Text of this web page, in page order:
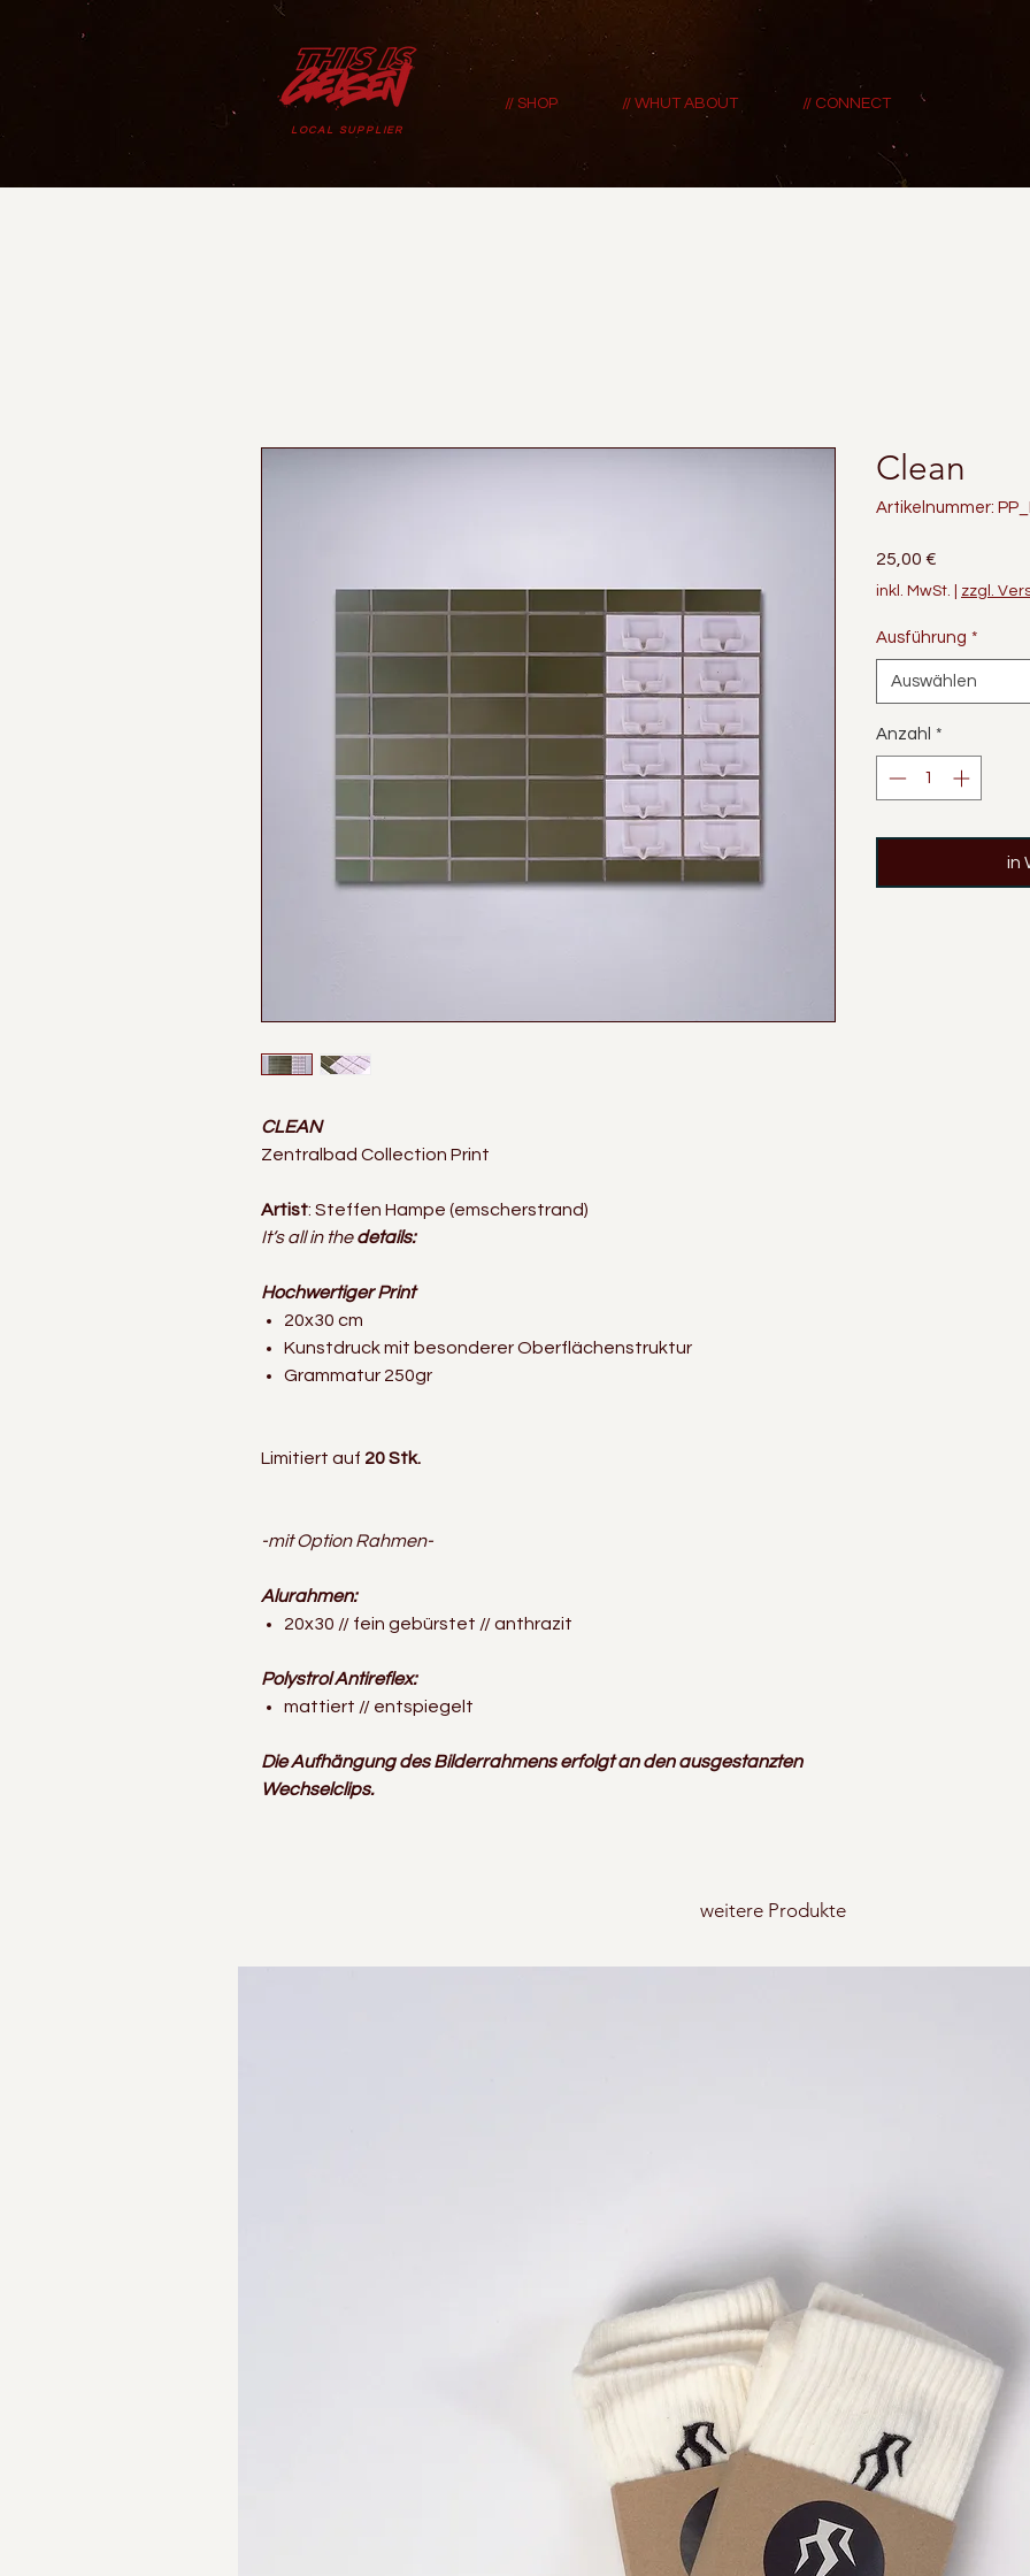
LOCAL SUPPLIER
// SHOP // WHUT ABOUT // CONNECT
CLEAN
Zentralbad Collection Print
Artist: Steffen Hampe (emscherstrand)
It‘s all in thedetails:
Hochwertiger Print
20x30 cm
Kunstdruck mit besonderer Oberflächenstruktur
Grammatur 250gr
Limitiert auf 20 Stk.
-mit Option Rahmen-
Alurahmen:
20x30 // fein gebürstet // anthrazit
Polystrol Antireflex:
mattiert // entspiegelt
Die Aufhängung des Bilderrahmens erfolgt an den ausgestanzten
Wechselclips.
Clean
Artikelnummer:
25,00 €
inkl. MwSt. zzgl.
Ausführung *
Auswählen
Anzahl *
in
weitere Produkte